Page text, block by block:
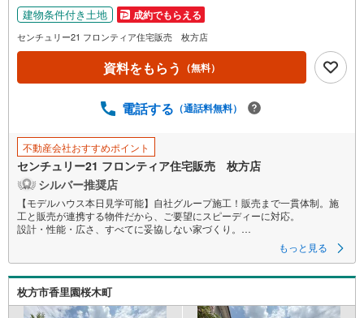
建物条件付き土地 成約でもらえる
センチュリー21 フロンティア住宅販売 枚方店
資料をもらう （無料）
電話する （通話料無料）
不動産会社おすすめポイント
センチュリー21 フロンティア住宅販売 枚方店
シルバー推奨店
【モデルハウス本日見学可能】自社グループ施工！販売まで一貫体制。施
工と販売が連携する物件だから、ご要望にスピーディーに対応。
設計・性能・広さ、すべてに妥協しない家づくり。
～自社ブランド物件:建売価格で「理想」を諦めない住まい～
■なぜ建売価格で「理想」が叶うのか？
施工から販売までグループ内で完結させることで中間コストを徹底カッ
ト。その分を「広さ」と「性能」に還元しました
もっと見る
枚方市香里園桜木町